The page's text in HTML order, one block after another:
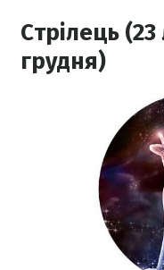
Стрілець
грудня)